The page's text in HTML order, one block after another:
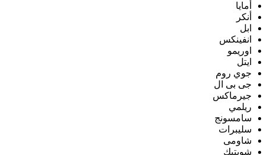
أمايا
أنكر
ابل
انفينكس
اوريمو
ايتل
جوي روم
جى بى ال
جيرماكس
ريلمي
سامسونج
سليبرات
شاومى
شويتيك